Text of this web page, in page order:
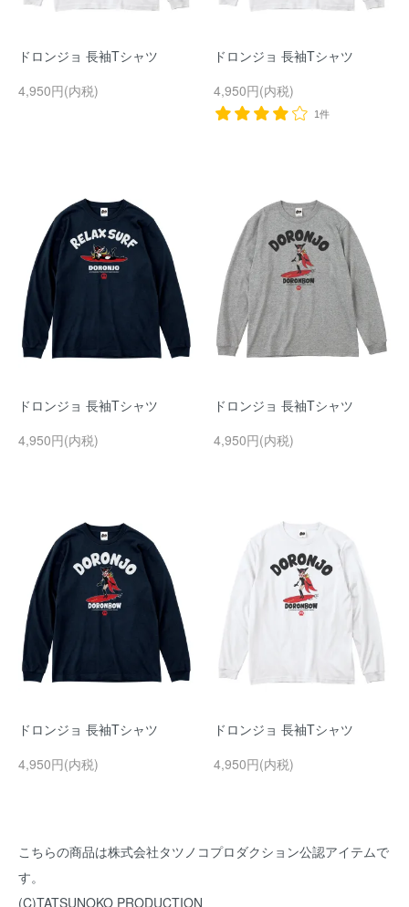
ドロンジョ 長袖Tシャツ
4,950円(内税)
ドロンジョ 長袖Tシャツ
4,950円(内税)
1件
ドロンジョ 長袖Tシャツ
4,950円(内税)
ドロンジョ 長袖Tシャツ
4,950円(内税)
ドロンジョ 長袖Tシャツ
4,950円(内税)
ドロンジョ 長袖Tシャツ
4,950円(内税)
こちらの商品は株式会社タツノコプロダクション公認アイテムで
す。
(C)TATSUNOKO PRODUCTION